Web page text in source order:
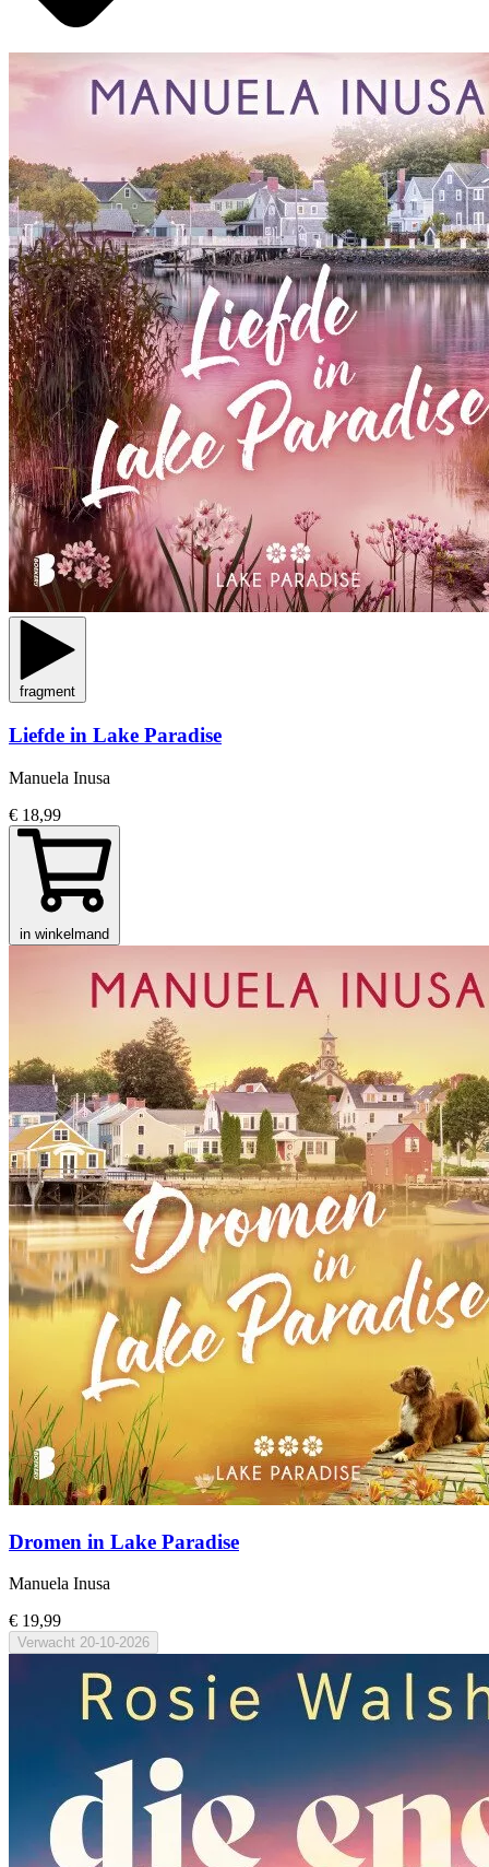
fragment
Liefde in Lake Paradise
Manuela Inusa
€ 18,99
in winkelmand
Dromen in Lake Paradise
Manuela Inusa
€ 19,99
Verwacht 20-10-2026